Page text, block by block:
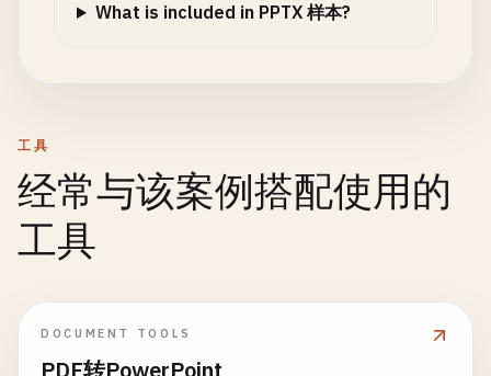
What is included in PPTX 样本?
工具
经常与该案例搭配使用的
工具
DOCUMENT TOOLS
PDF转PowerPoint